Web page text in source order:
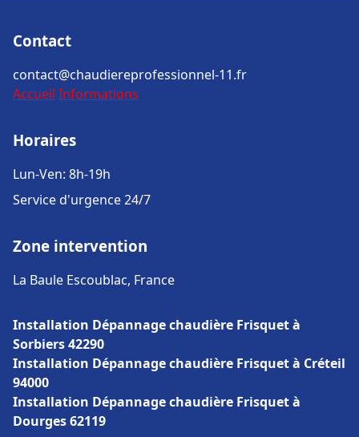
Contact
contact@chaudiereprofessionnel-11.fr
Accueil Informations
Horaires
Lun-Ven: 8h-19h
Service d'urgence 24/7
Zone intervention
La Baule Escoublac, France
Installation Dépannage chaudière Frisquet à
Sorbiers 42290
Installation Dépannage chaudière Frisquet à Créteil
94000
Installation Dépannage chaudière Frisquet à
Dourges 62119